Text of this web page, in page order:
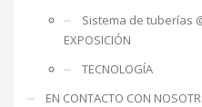
Sistema de tuberías
EXPOSICIÓN
TECNOLOGÍA
EN CONTACTO CON